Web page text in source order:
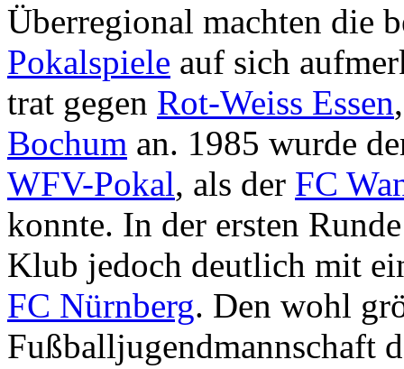
Überregional machten die
Pokalspiele auf sich
trat gegen Rot-Weiss Essen
Bochum an. 1985 wurde
WFV-Pokal, als der FC
konnte. In der ersten
Klub jedoch deutlich mit
FC Nürnberg. Den wohl
Fußballjugendmannschaft